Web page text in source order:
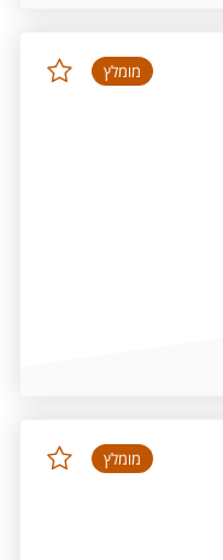
מומלץ
מומלץ